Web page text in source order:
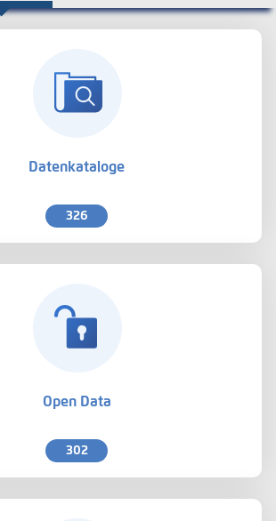
Datenkataloge
326
Open Data
302